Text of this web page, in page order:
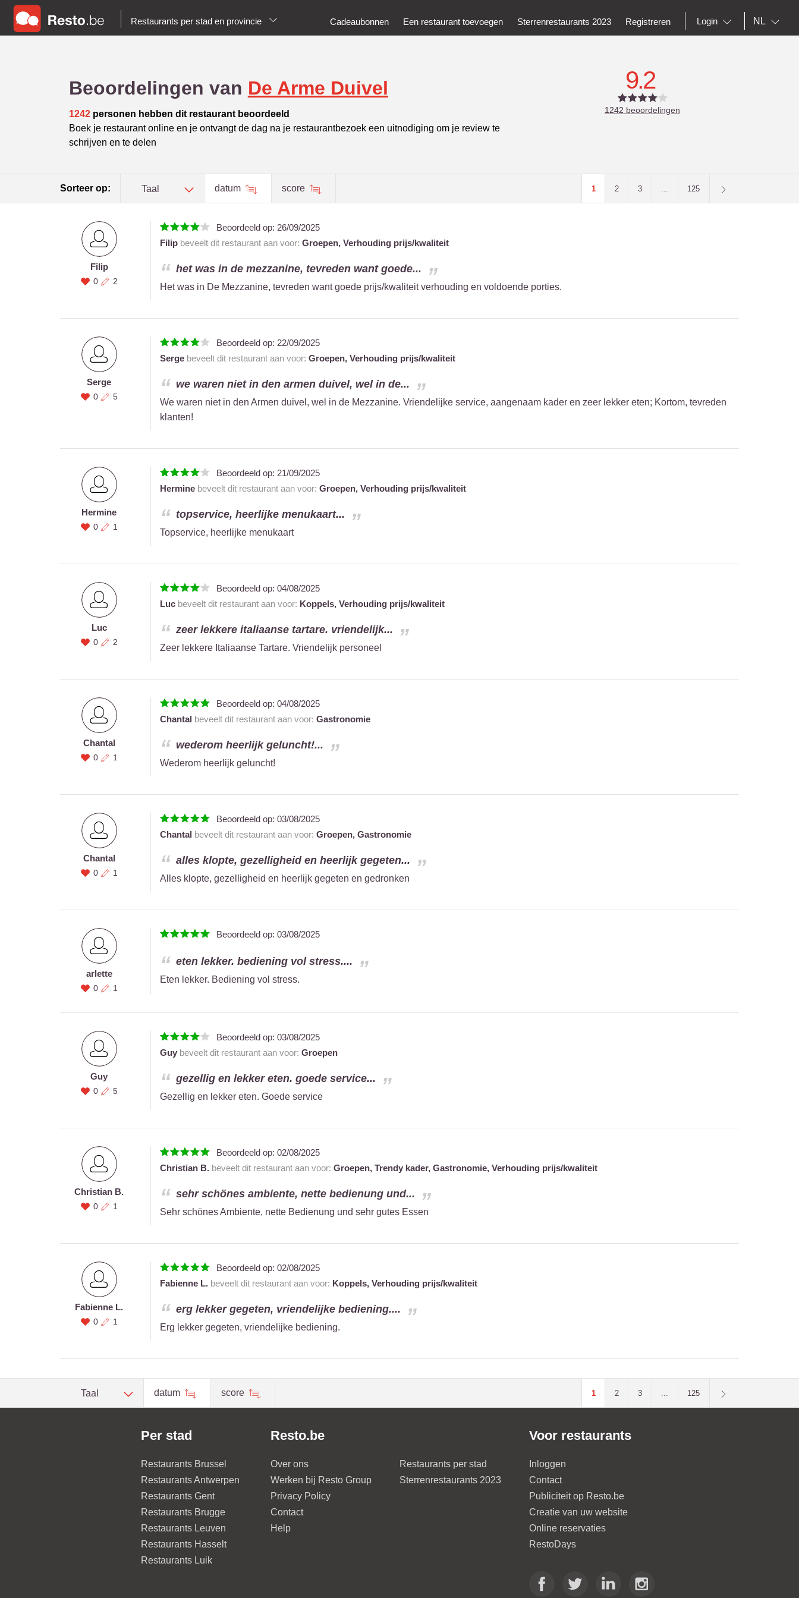
Restaurants per stad en provincie Cadeaubonnen Een restaurant toevoegen Sterrenrestaurants 2023 Registreren Login NL
Beoordelingen van De Arme Duivel
1242personen hebben dit restaurant beoordeeld
Boek je restaurant online en je ontvangt de dag na je restaurantbezoek een uitnodiging om je review te
schrijven en te delen
9.2
1242 beoordelingen
Sorteer op: Taal datum score 1 2 3 ... 125
Filip
0 2
Beoordeeld op: 26/09/2025
Filipbeveelt dit restaurant aan voor: Groepen, Verhouding prijs/kwaliteit
het was in de mezzanine, tevreden want goede...
Het was in De Mezzanine, tevreden want goede prijs/kwaliteit verhouding en voldoende porties.
Serge
0 5
Beoordeeld op: 22/09/2025
Sergebeveelt dit restaurant aan voor: Groepen, Verhouding prijs/kwaliteit
we waren niet in den armen duivel, wel in de...
We waren niet in den Armen duivel, wel in de Mezzanine. Vriendelijke service, aangenaam kader en zeer lekker eten; Kortom, tevreden
klanten!
Hermine
0 1
Beoordeeld op: 21/09/2025
Herminebeveelt dit restaurant aan voor: Groepen, Verhouding prijs/kwaliteit
topservice, heerlijke menukaart...
Topservice, heerlijke menukaart
Luc
0 2
Beoordeeld op: 04/08/2025
Lucbeveelt dit restaurant aan voor: Koppels, Verhouding prijs/kwaliteit
zeer lekkere italiaanse tartare. vriendelijk...
Zeer lekkere Italiaanse Tartare. Vriendelijk personeel
Chantal
0 1
Beoordeeld op: 04/08/2025
Chantal beveelt dit restaurant aan voor: Gastronomie
wederom heerlijk geluncht!...
Wederom heerlijk geluncht!
Chantal
0 1
Beoordeeld op: 03/08/2025
Chantal beveelt dit restaurant aan voor: Groepen, Gastronomie
alles klopte, gezelligheid en heerlijk gegeten...
Alles klopte, gezelligheid en heerlijk gegeten en gedronken
arlette
0 1
Beoordeeld op: 03/08/2025
eten lekker. bediening vol stress....
Eten lekker. Bediening vol stress.
Guy
0 5
Beoordeeld op: 03/08/2025
Guybeveelt dit restaurant aan voor: Groepen
gezellig en lekker eten. goede service...
Gezellig en lekker eten. Goede service
Christian B.
0 1
Beoordeeld op: 02/08/2025
Christian B.beveelt dit restaurant aan voor: Groepen, Trendy kader, Gastronomie, Verhouding prijs/kwaliteit
sehr schönes ambiente, nette bedienung und...
Sehr schönes Ambiente, nette Bedienung und sehr gutes Essen
Fabienne L.
0 1
Beoordeeld op: 02/08/2025
Fabienne L.beveelt dit restaurant aan voor: Koppels, Verhouding prijs/kwaliteit
erg lekker gegeten, vriendelijke bediening....
Erg lekker gegeten, vriendelijke bediening.
Taal datum score 1 2 3 ... 125
Per stad
Restaurants Brussel
Restaurants Antwerpen
Restaurants Gent
Restaurants Brugge
Restaurants Leuven
Restaurants Hasselt
Restaurants Luik
Resto.be
Over ons
Werken bij Resto Group
Privacy Policy
Contact
Help
Restaurants per stad
Sterrenrestaurants 2023
Voor restaurants
Inloggen
Contact
Publiciteit op Resto.be
Creatie van uw website
Online reservaties
RestoDays